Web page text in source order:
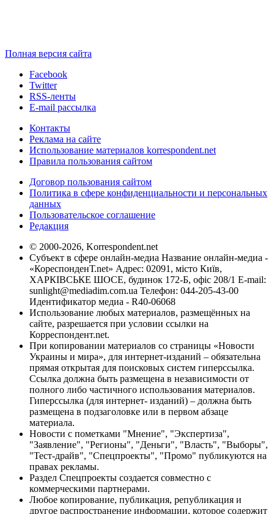
Полная версия сайта
Facebook
Twitter
RSS-ленты
E-mail рассылка
Контакты
Реклама на сайте
Использование материалов korrespondent.net
Правила пользования сайтом
Договор пользования сайтом
Политика в сфере конфиденциальности и персональных
данных
Пользовательское соглашение
Редакция
© 2000-2026, Korrespondent.net
Субъект в сфере онлайн-медиа Название онлайн-медиа -
«КореспонденТ.net» Адрес: 02091, місто Київ,
ХАРКІВСЬКЕ ШОСЕ, будинок 172-Б, офіс 208/1 E-mail:
sunlight@mediadim.com.ua Телефон: 044-205-43-00
Идентификатор медиа - R40-06068
Использование любых материалов, размещённых на
сайте, разрешается при условии ссылки на
Корреспондент.net.
При копировании материалов со страницы «Новости
Украины и мира», для интернет-изданий – обязательна
прямая открытая для поисковых систем гиперссылка.
Ссылка должна быть размещена в независимости от
полного либо частичного использования материалов.
Гиперссылка (для интернет- изданий) – должна быть
размещена в подзаголовке или в первом абзаце
материала.
Новости с пометками "Мнение", "Экспертиза",
"Заявление", "Регионы", "Деньги", "Власть", "Выборы",
"Тест-драйв", "Спецпроекты", "Промо" публикуются на
правах рекламы.
Раздел Спецпроекты создается совместно с
коммерческими партнерами.
Любое копирование, публикация, републикация и
другое распространение информации, которое содержит